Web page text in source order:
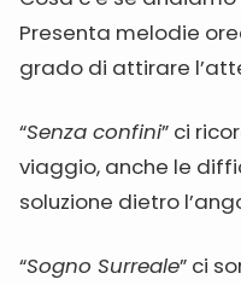
Presenta melodie
grado di attirare
“Senza confini” ci
viaggio, anche le
soluzione dietro
“Sogno Surreale” ci